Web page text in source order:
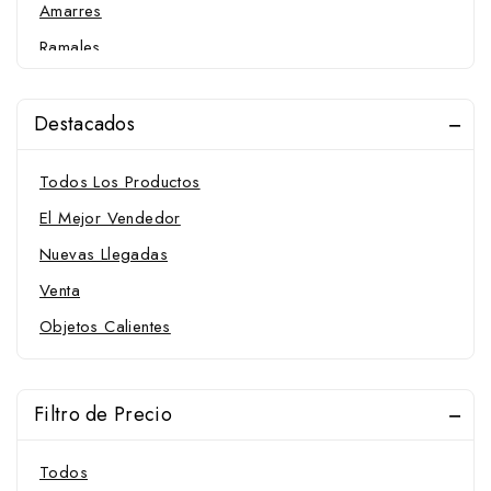
Amarres
Ramales
Sudaderos
Zaleas
Cabezadas
Cabezadas españolas
Cabezadas de cuadra
Cabezadas de doma
Vendas para caballo
Destacados
Todos Los Productos
El Mejor Vendedor
Nuevas Llegadas
Venta
Objetos Calientes
Filtro de Precio
Todos